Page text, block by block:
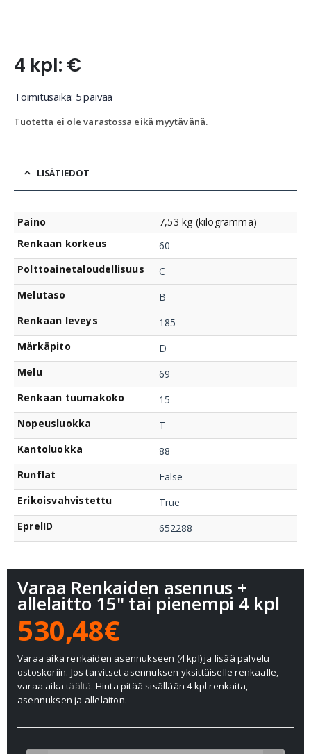
4 kpl: €
Toimitusaika: 5 päivää
Tuotetta ei ole varastossa eikä myytävänä.
LISÄTIEDOT
Paino
7,53 kg (kilogramma)
Renkaan korkeus
60
Polttoainetaloudellisuus
C
Melutaso
B
Renkaan leveys
185
Märkäpito
D
Melu
69
Renkaan tuumakoko
15
Nopeusluokka
T
Kantoluokka
88
Runflat
False
Erikoisvahvistettu
True
EprelID
652288
Varaa Renkaiden asennus +
allelaitto 15" tai pienempi 4 kpl
530,48€
Varaa aika renkaiden asennukseen (4 kpl) ja lisää palvelu
ostoskoriin. Jos tarvitset asennuksen yksittäiselle renkaalle,
varaa aikatäältä. Hinta pitää sisällään 4 kpl renkaita,
asennuksen ja allelaiton.